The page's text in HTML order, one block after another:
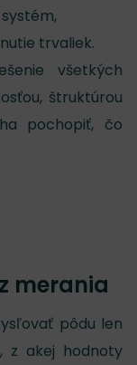
trvaliek.
všetkých
štruktúrou
pochopiť, čo
merania
pôdu len
z akej hodnoty